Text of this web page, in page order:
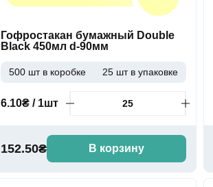
Гофростакан бумажный Double
Black 450мл d-90мм
500 шт в коробке 25 шт в упаковке
6.10₴ / 1шт
152.50₴ В корзину